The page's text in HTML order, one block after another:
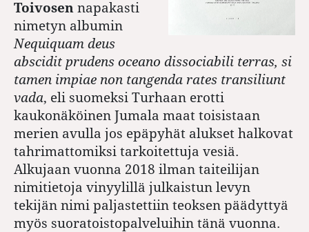
Toivosen napakasti
nimetyn albumin
Nequiquam deus
abscidit prudens oceano dissociabili terras, si
tamen impiae non tangenda rates transiliunt
vada, eli suomeksi Turhaan erotti
kaukonäköinen Jumala maat toisistaan
merien avulla jos epäpyhät alukset halkovat
tahrimattomiksi tarkoitettuja vesiä.
Alkujaan vuonna 2018 ilman taiteilijan
nimitietoja vinyylillä julkaistun levyn
tekijän nimi paljastettiin teoksen päädyttyä
myös suoratoistopalveluihin tänä vuonna.